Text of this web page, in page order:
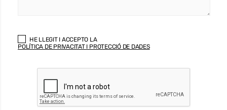
HE LLEGIT I ACCEPTO LA
POLÍTICA DE PRIVACITAT I PROTECCIÓ DE DADES